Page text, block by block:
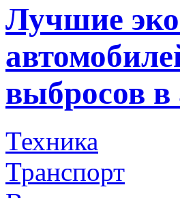
Лучшие
выбросов в
Техника
Транспорт